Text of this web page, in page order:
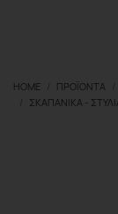
HOME ΠΡΟΪΌΝΤΑ
ΣΚΑΠΑΝΙΚΆ -